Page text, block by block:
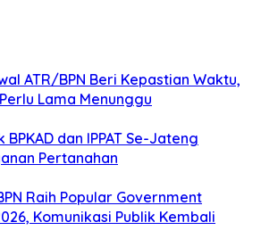
ATR/BPN Beri Kepastian Waktu,
Lama Menunggu
dan IPPAT Se-Jateng
Pertanahan
Raih Popular Government
Komunikasi Publik Kembali